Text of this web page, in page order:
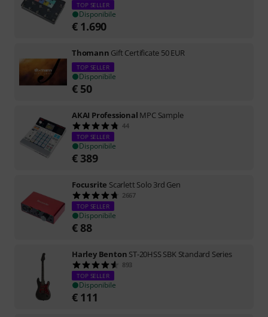
TOP SELLER
Disponibile
€ 1.690
Thomann Gift Certificate 50 EUR
TOP SELLER
Disponibile
€ 50
AKAI Professional MPC Sample
44
TOP SELLER
Disponibile
€ 389
Focusrite Scarlett Solo 3rd Gen
2667
TOP SELLER
Disponibile
€ 88
Harley Benton ST-20HSS SBK Standard Series
893
TOP SELLER
Disponibile
€ 111